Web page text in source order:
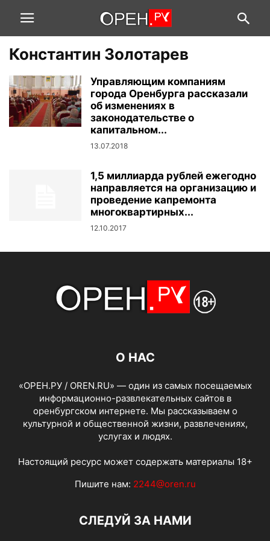
Константин Золотарев
Управляющим компаниям
города Оренбурга рассказали
об изменениях в
законодательстве о
капитальном...
13.07.2018
1,5 миллиарда рублей ежегодно
направляется на организацию и
проведение капремонта
многоквартирных...
12.10.2017
О НАС
«ОРЕН.РУ / OREN.RU» — один из самых посещаемых
информационно-развлекательных сайтов в
оренбургском интернете. Мы рассказываем о
культурной и общественной жизни, развлечениях,
услугах и людях.
Настоящий ресурс может содержать материалы 18+
Пишите нам: 2244@oren.ru
СЛЕДУЙ ЗА НАМИ